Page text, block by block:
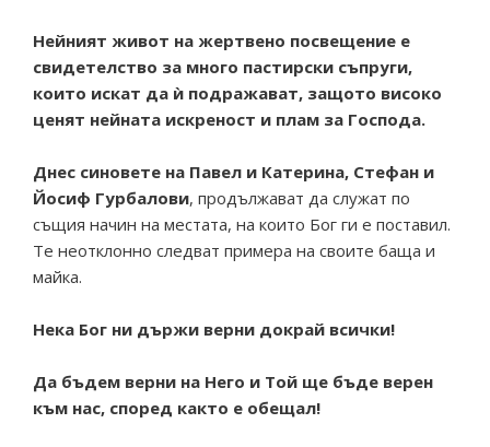
Нейният живот на жертвено посвещение е
свидетелство за много пастирски съпруги,
които искат да ѝ подражават, защото високо
ценят нейната искреност и плам за Господа.
Днес синовете на Павел и Катерина, Стефан и
Йосиф Гурбалови, продължават да служат по
същия начин на местата, на които Бог ги е поставил.
Те неотклонно следват примера на своите баща и
майка.
Нека Бог ни държи верни докрай всички!
Да бъдем верни на Него и Той ще бъде верен
към нас, според както е обещал!